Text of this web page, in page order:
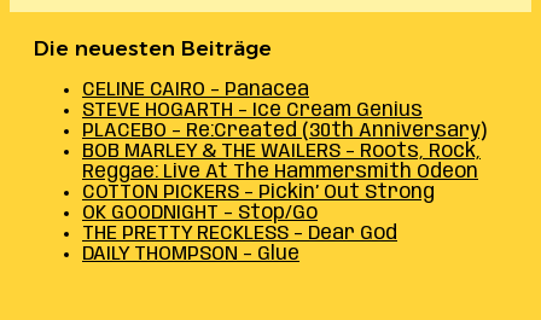
Die neuesten Beiträge
CELINE CAIRO – Panacea
STEVE HOGARTH – Ice Cream Genius
PLACEBO – Re:Created (30th Anniversary)
BOB MARLEY & THE WAILERS – Roots, Rock,
Reggae: Live At The Hammersmith Odeon
COTTON PICKERS – Pickin’ Out Strong
OK GOODNIGHT – Stop/Go
THE PRETTY RECKLESS – Dear God
DAILY THOMPSON – Glue